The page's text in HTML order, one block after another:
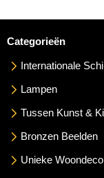
Categorieën
Internationale
Lampen
Tussen Kunst &
Bronzen Beelden
Unieke